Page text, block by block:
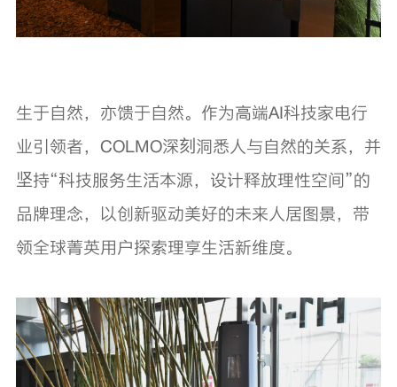
生于自然，亦馈于自然。作为高端AI科技家电行
业引领者，COLMO深刻洞悉人与自然的关系，并
坚持“科技服务生活本源，设计释放理性空间”的
品牌理念，以创新驱动美好的未来人居图景，带
领全球菁英用户探索理享生活新维度。